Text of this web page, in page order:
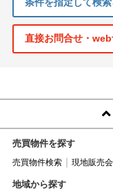
条件を指定して検
直接お問合せ・
売買物件を探す
売買物件検索 現地販売
地域から探す